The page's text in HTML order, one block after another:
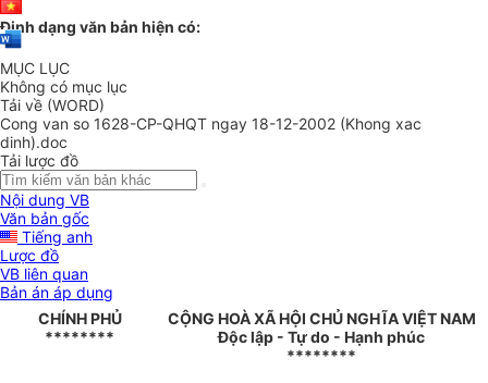
Định dạng văn bản hiện có:
MỤC LỤC
Không có mục lục
Tải về (WORD)
Cong van so 1628-CP-QHQT ngay 18-12-2002 (Khong xac
dinh).doc
Tải lược đồ
Nội dung VB
Văn bản gốc
Tiếng anh
Lược đồ
VB liên quan
Bản án áp dụng
CHÍNH PHỦ
********
CỘNG HOÀ XÃ HỘI CHỦ NGHĨA VIỆT NAM
Độc lập - Tự do - Hạnh phúc
********